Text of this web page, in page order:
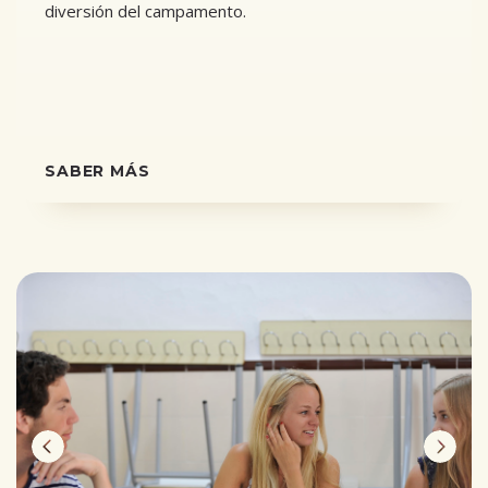
diversión del campamento.
SABER MÁS